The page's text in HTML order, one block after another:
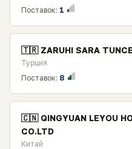
Поставок: 1
🇹🇷 ZARUHI SARA
Турция
Поставок: 8
🇨🇳 QINGYUAN LEYOU
CO.LTD
Китай